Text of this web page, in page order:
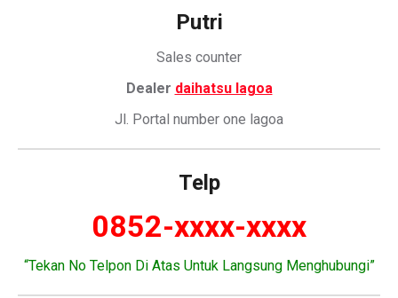
Putri
Sales counter
Dealer daihatsu lagoa
Jl. Portal number one lagoa
Telp
0852-xxxx-xxxx
“Tekan No Telpon Di Atas Untuk Langsung Menghubungi”